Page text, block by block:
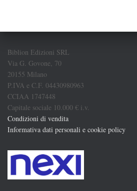
Biblion Edizioni SRL
Via G. Govone, 70
20155 Milano
P.IVA e C.F. 04430980963
CCIAA 1747448
Capitale sociale 10.000 € i.v.
Condizioni di vendita
Informativa dati personali e cookie policy